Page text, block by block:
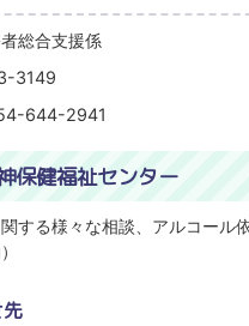
総合支援係
3149
644-2941
保健福祉センター
する様々な相談、アルコール